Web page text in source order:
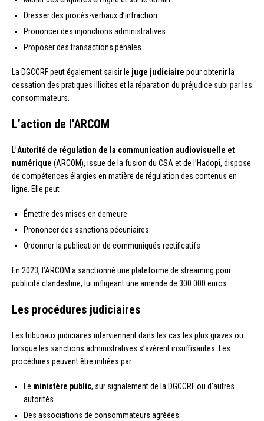
Dresser des procès-verbaux d’infraction
Prononcer des injonctions administratives
Proposer des transactions pénales
La DGCCRF peut également saisir le juge judiciaire pour obtenir la
cessation des pratiques illicites et la réparation du préjudice subi par les
consommateurs.
L’action de l’ARCOM
L’Autorité de régulation de la communication audiovisuelle et
numérique (ARCOM), issue de la fusion du CSA et de l’Hadopi, dispose
de compétences élargies en matière de régulation des contenus en
ligne. Elle peut :
Émettre des mises en demeure
Prononcer des sanctions pécuniaires
Ordonner la publication de communiqués rectificatifs
En 2023, l’ARCOM a sanctionné une plateforme de streaming pour
publicité clandestine, lui infligeant une amende de 300 000 euros.
Les procédures judiciaires
Les tribunaux judiciaires interviennent dans les cas les plus graves ou
lorsque les sanctions administratives s’avèrent insuffisantes. Les
procédures peuvent être initiées par :
Le ministère public, sur signalement de la DGCCRF ou d’autres
autorités
Des associations de consommateurs agréées